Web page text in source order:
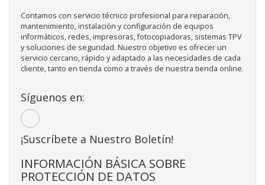
Contamos con servicio técnico profesional para reparación,
mantenimiento, instalación y configuración de equipos
informáticos, redes, impresoras, fotocopiadoras, sistemas TPV
y soluciones de seguridad. Nuestro objetivo es ofrecer un
servicio cercano, rápido y adaptado a las necesidades de cada
cliente, tanto en tienda como a través de nuestra tienda online.
Síguenos en:
¡Suscríbete a Nuestro Boletín!
INFORMACIÓN BÁSICA SOBRE
PROTECCIÓN DE DATOS